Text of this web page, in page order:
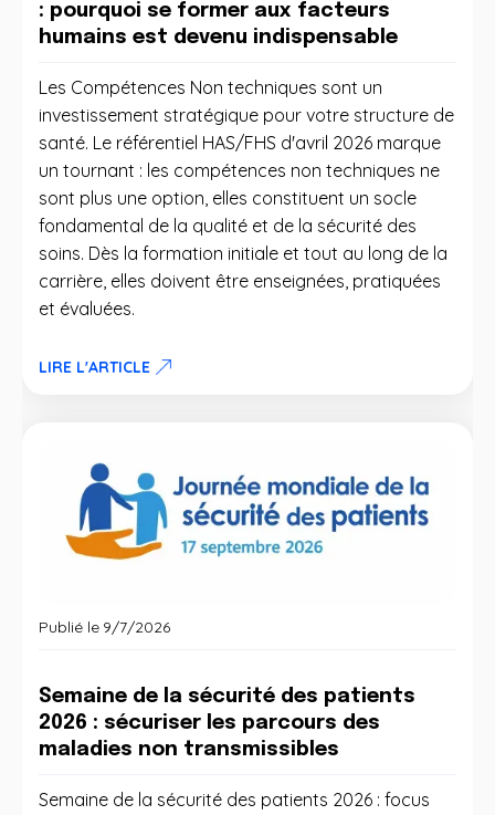
: pourquoi se former aux facteurs
humains est devenu indispensable
Les Compétences Non techniques sont un
investissement stratégique pour votre structure de
santé. Le référentiel HAS/FHS d'avril 2026 marque
un tournant : les compétences non techniques ne
sont plus une option, elles constituent un socle
fondamental de la qualité et de la sécurité des
soins. Dès la formation initiale et tout au long de la
carrière, elles doivent être enseignées, pratiquées
et évaluées.
LIRE L'ARTICLE
Publié le 9/7/2026
Semaine de la sécurité des patients
2026 : sécuriser les parcours des
maladies non transmissibles
Semaine de la sécurité des patients 2026 : focus